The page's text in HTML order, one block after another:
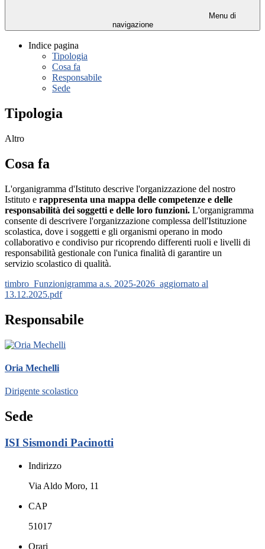
Menu di
navigazione
Indice pagina
Tipologia
Cosa fa
Responsabile
Sede
Tipologia
Altro
Cosa fa
L'organigramma d'Istituto descrive l'organizzazione del nostro
Istituto e rappresenta una mappa delle competenze e delle
responsabilità dei soggetti e delle loro funzioni. L'organigramma
consente di descrivere l'organizzazione complessa dell'Istituzione
scolastica, dove i soggetti e gli organismi operano in modo
collaborativo e condiviso pur ricoprendo differenti ruoli e livelli di
responsabilità gestionale con l'unica finalità di garantire un
servizio scolastico di qualità.
timbro_Funzionigramma a.s. 2025-2026_aggiornato al
13.12.2025.pdf
Responsabile
Oria Mechelli
Dirigente scolastico
Sede
ISI Sismondi Pacinotti
Indirizzo
Via Aldo Moro, 11
CAP
51017
Orari